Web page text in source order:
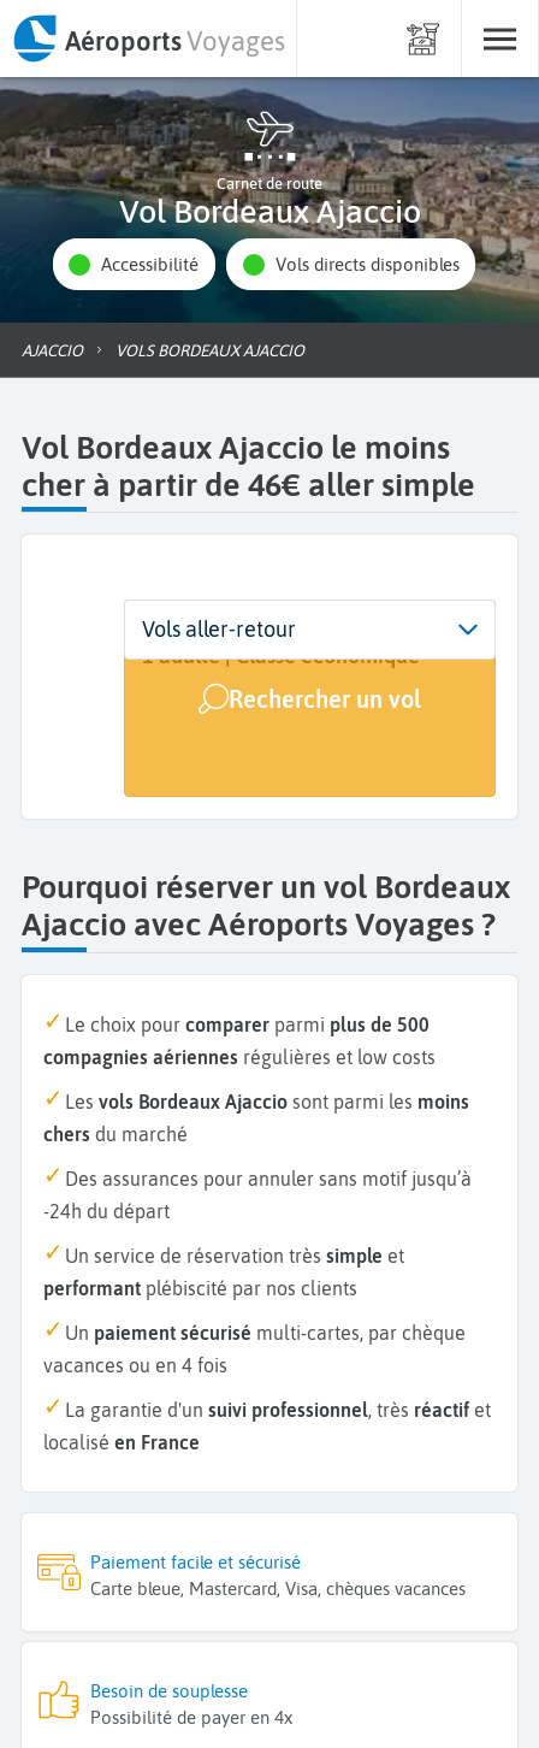
AéroportsVoyages
Carnet de route
Vol Bordeaux Ajaccio
Accessibilité Vols directs disponibles
AJACCIO VOLS BORDEAUX AJACCIO
Vol Bordeaux Ajaccio le moins
cher à partir de 46€ aller simple
Départ
Bordeaux (BOD)
Dates
Dates de votre voyage
Voyageurs | Classe
1 adulte | Classe économique
Rechercher un vol
Vols aller-retour
Pourquoi réserver un vol Bordeaux
Ajaccio avec Aéroports Voyages ?
Le choix pour comparer parmi plus de 500
compagnies aériennes régulières et low costs
Les vols Bordeaux Ajaccio sont parmi les moins
chers du marché
Des assurances pour annuler sans motif jusqu’à
-24h du départ
Un service de réservation très simple et
performant plébiscité par nos clients
Un paiement sécurisé multi-cartes, par chèque
vacances ou en 4 fois
La garantie d'un suivi professionnel, très réactif et
localisé en France
Paiement facile et sécurisé
Carte bleue, Mastercard, Visa, chèques vacances
Besoin de souplesse
Possibilité de payer en 4x